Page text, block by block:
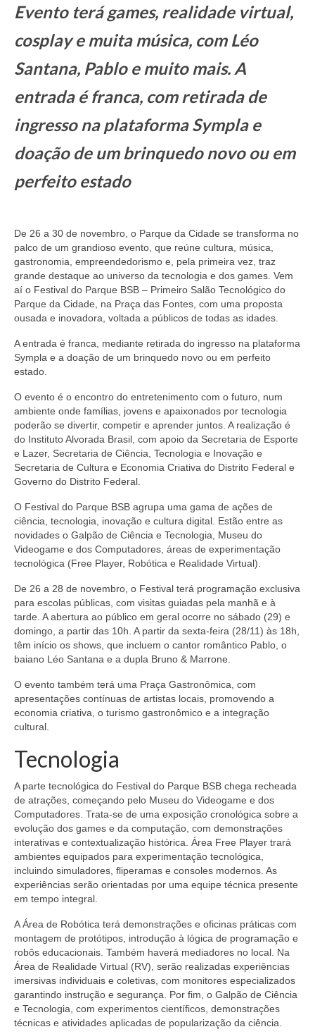
Evento terá games, realidade virtual,
cosplay e muita música, com Léo
Santana, Pablo e muito mais. A
entrada é franca, com retirada de
ingresso na plataforma Sympla e
doação de um brinquedo novo ou em
perfeito estado
De 26 a 30 de novembro, o Parque da Cidade se transforma no
palco de um grandioso evento, que reúne cultura, música,
gastronomia, empreendedorismo e, pela primeira vez, traz
grande destaque ao universo da tecnologia e dos games. Vem
aí o Festival do Parque BSB – Primeiro Salão Tecnológico do
Parque da Cidade, na Praça das Fontes, com uma proposta
ousada e inovadora, voltada a públicos de todas as idades.
A entrada é franca, mediante retirada do ingresso na plataforma
Sympla e a doação de um brinquedo novo ou em perfeito
estado.
O evento é o encontro do entretenimento com o futuro, num
ambiente onde famílias, jovens e apaixonados por tecnologia
poderão se divertir, competir e aprender juntos. A realização é
do Instituto Alvorada Brasil, com apoio da Secretaria de Esporte
e Lazer, Secretaria de Ciência, Tecnologia e Inovação e
Secretaria de Cultura e Economia Criativa do Distrito Federal e
Governo do Distrito Federal.
O Festival do Parque BSB agrupa uma gama de ações de
ciência, tecnologia, inovação e cultura digital. Estão entre as
novidades o Galpão de Ciência e Tecnologia, Museu do
Videogame e dos Computadores, áreas de experimentação
tecnológica (Free Player, Robótica e Realidade Virtual).
De 26 a 28 de novembro, o Festival terá programação exclusiva
para escolas públicas, com visitas guiadas pela manhã e à
tarde. A abertura ao público em geral ocorre no sábado (29) e
domingo, a partir das 10h. A partir da sexta-feira (28/11) às 18h,
têm início os shows, que incluem o cantor romântico Pablo, o
baiano Léo Santana e a dupla Bruno & Marrone.
O evento também terá uma Praça Gastronômica, com
apresentações contínuas de artistas locais, promovendo a
economia criativa, o turismo gastronômico e a integração
cultural.
Tecnologia
A parte tecnológica do Festival do Parque BSB chega recheada
de atrações, começando pelo Museu do Videogame e dos
Computadores. Trata-se de uma exposição cronológica sobre a
evolução dos games e da computação, com demonstrações
interativas e contextualização histórica. Área Free Player trará
ambientes equipados para experimentação tecnológica,
incluindo simuladores, fliperamas e consoles modernos. As
experiências serão orientadas por uma equipe técnica presente
em tempo integral.
A Área de Robótica terá demonstrações e oficinas práticas com
montagem de protótipos, introdução à lógica de programação e
robôs educacionais. Também haverá mediadores no local. Na
Área de Realidade Virtual (RV), serão realizadas experiências
imersivas individuais e coletivas, com monitores especializados
garantindo instrução e segurança. Por fim, o Galpão de Ciência
e Tecnologia, com experimentos científicos, demonstrações
técnicas e atividades aplicadas de popularização da ciência.